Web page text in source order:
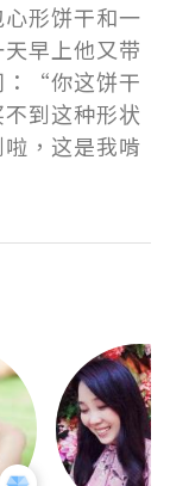
形饼干和一
早上他又带
：“你这饼干
到这种形状
，这是我啃